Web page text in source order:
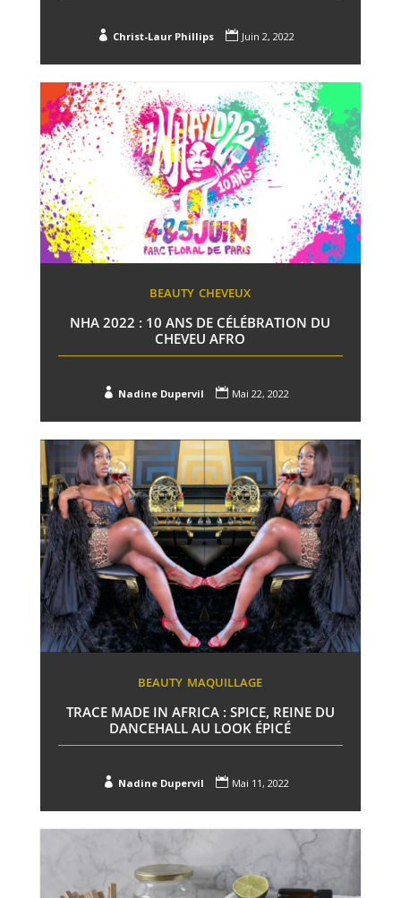
 Christ-Laur Phillips  Juin 2, 2022
BEAUTY CHEVEUX
NHA 2022 : 10 ANS DE CÉLÉBRATION DU
CHEVEU AFRO
 Nadine Dupervil  Mai 22, 2022
BEAUTY MAQUILLAGE
TRACE MADE IN AFRICA : SPICE, REINE DU
DANCEHALL AU LOOK ÉPICÉ
 Nadine Dupervil  Mai 11, 2022